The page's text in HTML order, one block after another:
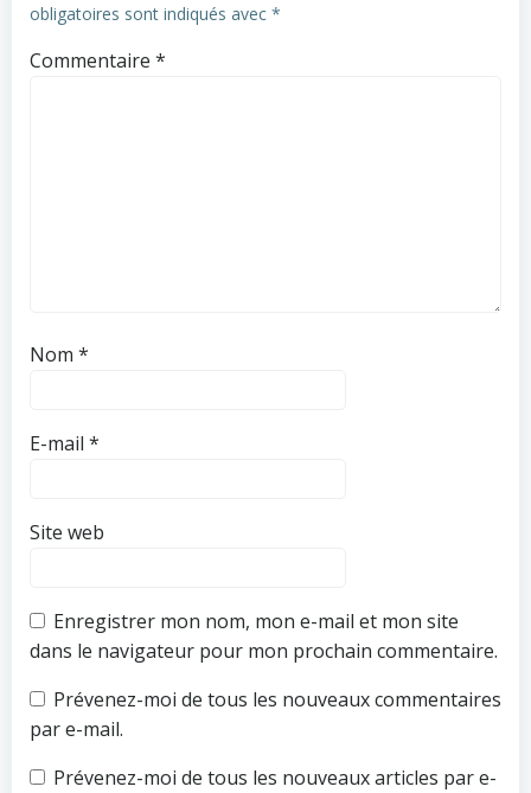
obligatoires sont indiqués avec *
Commentaire *
Nom *
E-mail *
Site web
Enregistrer mon nom, mon e-mail et mon site
dans le navigateur pour mon prochain commentaire.
Prévenez-moi de tous les nouveaux commentaires
par e-mail.
Prévenez-moi de tous les nouveaux articles par e-